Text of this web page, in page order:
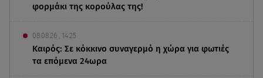
φορμάκι της κορούλας της!
08.08.26 , 14:25
Καιρός: Σε κόκκινο συναγερμό η χώρα για φωτιές
τα επόμενα 24ωρα